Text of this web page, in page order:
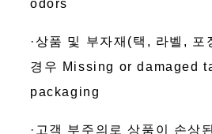
odors
·상품 및 부자재(택, 라벨, 포
경우 Missing or damaged
packaging
·고객 부주의로 상품이 손상